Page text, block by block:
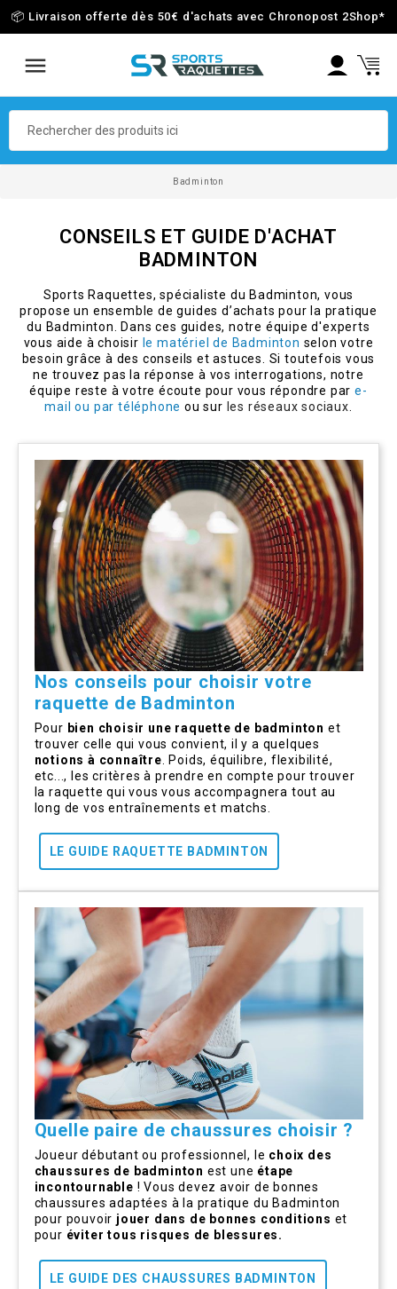
📦 Livraison offerte dès 50€ d'achats avec Chronopost 2Shop*
Badminton
CONSEILS ET GUIDE D'ACHAT
BADMINTON
Sports Raquettes, spécialiste du Badminton, vous
propose un ensemble de guides d’achats pour la pratique
du Badminton. Dans ces guides, notre équipe d'experts
vous aide à choisir le matériel de Badminton selon votre
besoin grâce à des conseils et astuces. Si toutefois vous
ne trouvez pas la réponse à vos interrogations, notre
équipe reste à votre écoute pour vous répondre pare-
mail ou par téléphone ou sur les réseaux sociaux
Nos conseils pour choisir votre
raquette de Badminton
Pour bien choisir une raquette de badminton et
trouver celle qui vous convient, il y a quelques
notions à connaître . Poids, équilibre, flexibilité,
etc..., les critères à prendre en compte pour trouver
la raquette qui vous vous accompagnera tout au
long de vos entraînements et matchs.
LE GUIDE RAQUETTE BADMINTON
Quelle paire de chaussures choisir ?
Joueur débutant ou professionnel, le choix des
chaussures de badminton est une étape
incontournable ! Vous devez avoir de bonnes
chaussures adaptées à la pratique du Badminton
pour pouvoir jouer dans de bonnes conditions et
pour éviter tous risques de blessures.
LE GUIDE DES CHAUSSURES BADMINTON